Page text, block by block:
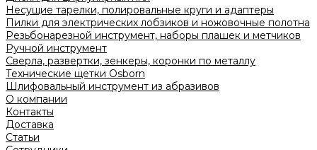
Несущие тарелки, полировальные круги и адаптеры
Пилки для электрических лобзиков и ножовочные полотна
Резьбонарезной инструмент, наборы плашек и метчиков
Ручной инструмент
Сверла, развертки, зенкеры, коронки по металлу
Технические щетки Osborn
Шлифовальный инструмент из абразивов
О компании
Контакты
Доставка
Статьи